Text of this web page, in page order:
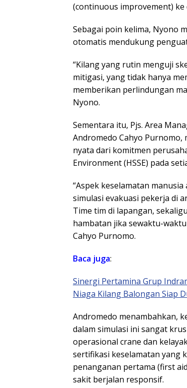
(continuous improvement) ke
Sebagai poin kelima, Nyono
otomatis mendukung
“Kilang yang rutin menguji
mitigasi, yang tidak hanya
memberikan perlindungan
Nyono.
Sementara itu, Pjs. Area
Andromedo Cahyo
nyata dari komitmen
Environment (HSSE) pada
“Aspek keselamatan
simulasi evakuasi pekerja di
Time tim di lapangan,
hambatan jika sewaktu-
Cahyo Purnomo.
Baca juga:
Sinergi Pertamina Grup
Niaga Kilang Balongan Siap
Andromedo menambahkan,
dalam simulasi ini sangat
operasional crane dan
sertifikasi keselamatan yang
penanganan pertama (first
sakit berjalan responsif.